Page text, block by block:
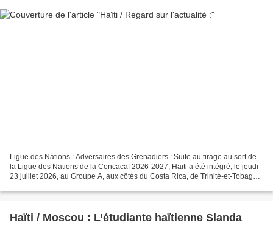
Ligue des Nations : Adversaires des Grenadiers : Suite au tirage au sort de
la Ligue des Nations de la Concacaf 2026-2027, Haïti a été intégré, le jeudi
23 juillet 2026, au Groupe A, aux côtés du Costa Rica, de Trinité-et-Tobago,
Haïti / Moscou : L’étudiante haïtienne Slanda